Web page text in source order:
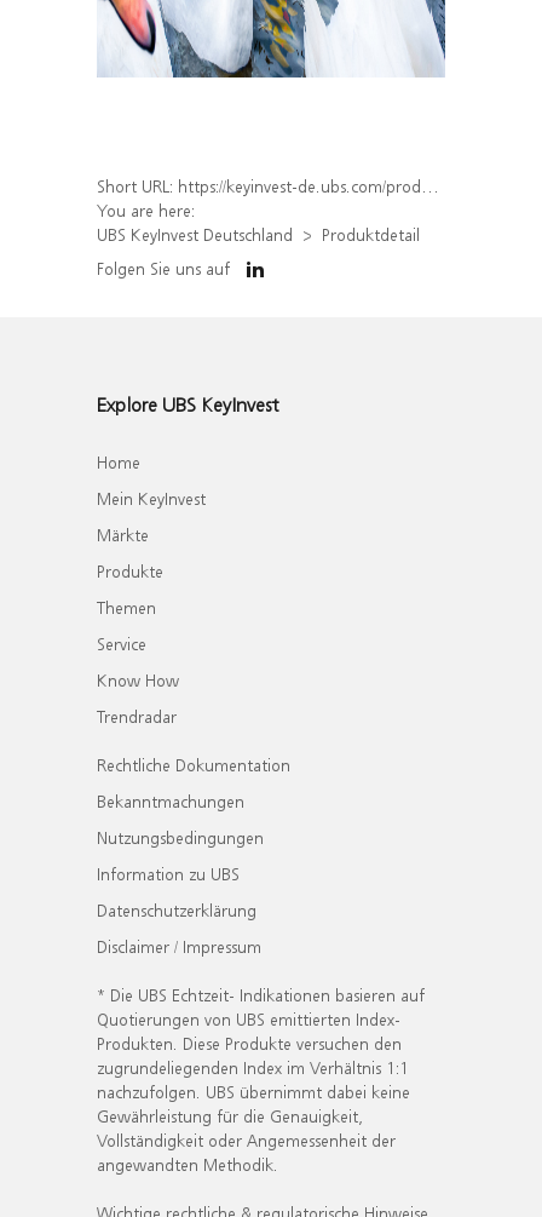
Short URL: https://keyinvest-de.ubs.com/produkt/detail/index/isin/DE000WA7M2J4
You are here:
UBS KeyInvest Deutschland
Produktdetail
Folgen Sie uns auf
Explore UBS KeyInvest
Home
Mein KeyInvest
Märkte
Produkte
Themen
Service
Know How
Trendradar
Rechtliche Dokumentation
Bekanntmachungen
Nutzungsbedingungen
Information zu UBS
Datenschutzerklärung
Disclaimer / Impressum
* Die UBS Echtzeit- Indikationen basieren auf
Quotierungen von UBS emittierten Index-
Produkten. Diese Produkte versuchen den
zugrundeliegenden Index im Verhältnis 1:1
nachzufolgen. UBS übernimmt dabei keine
Gewährleistung für die Genauigkeit,
Vollständigkeit oder Angemessenheit der
angewandten Methodik.